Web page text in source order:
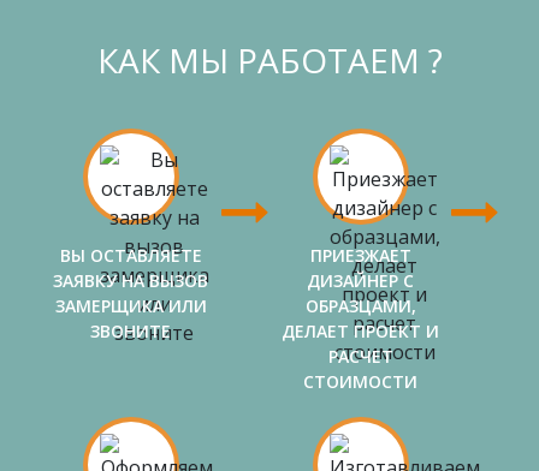
КАК МЫ РАБОТАЕМ ?
ВЫ ОСТАВЛЯЕТЕ
ЗАЯВКУ НА ВЫЗОВ
ЗАМЕРЩИКА ИЛИ
ЗВОНИТЕ
ПРИЕЗЖАЕТ
ДИЗАЙНЕР С
ОБРАЗЦАМИ,
ДЕЛАЕТ ПРОЕКТ И
РАСЧЕТ
СТОИМОСТИ